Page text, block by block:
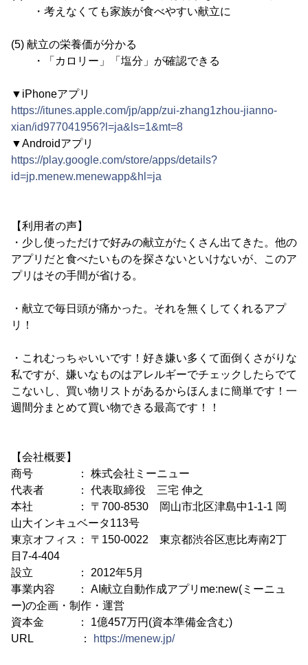
・考えなくても家族が食べやすい献立に
(5) 献立の栄養価が分かる
・「カロリー」「塩分」が確認できる
▼iPhoneアプリ
https://itunes.apple.com/jp/app/zui-zhang1zhou-jianno-
xian/id977041956?l=ja&ls=1&mt=8
▼Androidアプリ
https://play.google.com/store/apps/details?
id=jp.menew.menewapp&hl=ja
【利用者の声】
・少し使っただけで好みの献立がたくさん出てきた。他の
アプリだと食べたいものを探さないといけないが、このア
プリはその手間が省ける。
・献立で毎日頭が痛かった。それを無くしてくれるアプ
リ！
・これむっちゃいいです！好き嫌い多くて面倒くさがりな
私ですが、嫌いなものはアレルギーでチェックしたらでて
こないし、買い物リストがあるからほんまに簡単です！一
週間分まとめて買い物できる最高です！！
【会社概要】
商号 ： 株式会社ミーニュー
代表者 ： 代表取締役 三宅 伸之
本社 ： 〒700-8530 岡山市北区津島中1-1-1 岡
山大インキュベータ113号
東京オフィス： 〒150-0022 東京都渋谷区恵比寿南2丁
目7-4-404
設立 ： 2012年5月
事業内容 ： AI献立自動作成アプリme:new(ミーニュ
ー)の企画・制作・運営
資本金 ： 1億457万円(資本準備金含む)
URL ：
https://menew.jp/